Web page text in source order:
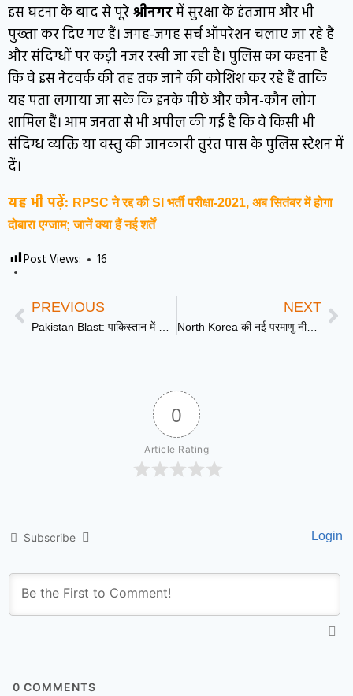
इस घटना के बाद से पूरेश्रीनगरमें सुरक्षा के इंतजाम और भी
पुख्ता कर दिए गए हैं। जगह-जगह सर्च ऑपरेशन चलाए जा रहे हैं
और संदिग्धों पर कड़ी नजर रखी जा रही है। पुलिस का कहना है
कि वे इस नेटवर्क की तह तक जाने की कोशिश कर रहे हैं ताकि
यह पता लगाया जा सके कि इनके पीछे और कौन-कौन लोग
शामिल हैं। आम जनता से भी अपील की गई है कि वे किसी भी
संदिग्ध व्यक्ति या वस्तु की जानकारी तुरंत पास के पुलिस स्टेशन में
दें।
यह भी पढ़ें: RPSC ने रद्द की SI भर्ती परीक्षा-2021, अब सितंबर में होगा
दोबारा एग्जाम; जानें क्या हैं नई शर्तें
Post Views: 16
PREVIOUS
Pakistan Blast: पाकिस्तान में फिर आतंक का हमला
NEXT
North Korea की नई परमाणु नीति: किम जोंग-उन की जान पर खतरा होते ही होगा न्यूक्लियर हमला
0
Article Rating
Subscribe Login
0 COMMENTS